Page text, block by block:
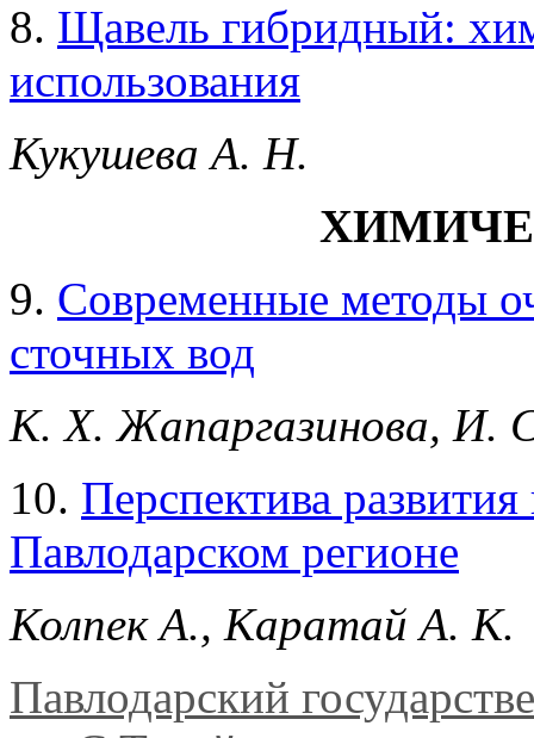
8. Щавель гибридный:
использования
Кукушева А. Н.
9. Современные методы
сточных вод
К. Х. Жапаргазинова, И.
10. Перспектива
Павлодарском регионе
Колпек А., Каратай А. К.
Павлодарский